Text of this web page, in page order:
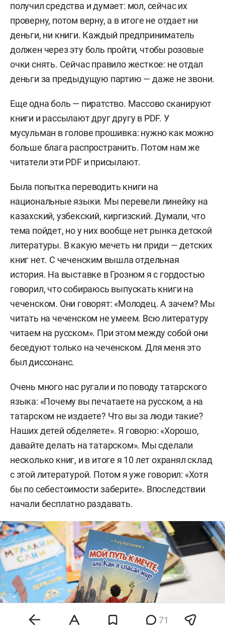
получил средства и думает: мол, сейчас их
проверну, потом верну, а в итоге не отдает ни
деньги, ни книги. Каждый предприниматель
должен через эту боль пройти, чтобы розовые
очки снять. Сейчас правило жесткое: не отдал
деньги за предыдущую партию — даже не звони.
Еще одна боль — пиратство. Массово сканируют
книги и рассылают друг другу в PDF. У
мусульман в голове прошивка: нужно как можно
больше блага распространить. Потом нам же
читатели эти PDF и присылают.
Была попытка переводить книги на
национальные языки. Мы перевели линейку на
казахский, узбекский, киргизский. Думали, что
тема пойдет, но у них вообще нет рынка детской
литературы. В какую мечеть ни приди — детских
книг нет. С чеченским вышла отдельная
история. На выставке в Грозном я с гордостью
говорил, что собираюсь выпускать книги на
чеченском. Они говорят: «Молодец. А зачем? Мы
читать на чеченском не умеем. Всю литературу
читаем на русском». При этом между собой они
беседуют только на чеченском. Для меня это
был диссонанс.
Очень много нас ругали и по поводу татарского
языка: «Почему вы печатаете на русском, а на
татарском не издаете? Что вы за люди такие?
Наших детей обделяете». Я говорю: «Хорошо,
давайте делать на татарском». Мы сделали
несколько книг, и в итоге я 10 лет охранял склад
с этой литературой. Потом я уже говорил: «Хотя
бы по себестоимости заберите». Впоследствии
начали бесплатно раздавать.
71